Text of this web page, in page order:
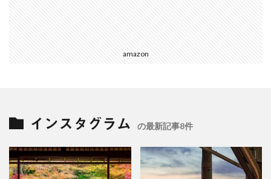
amazon
インスタグラム の最新記事8件